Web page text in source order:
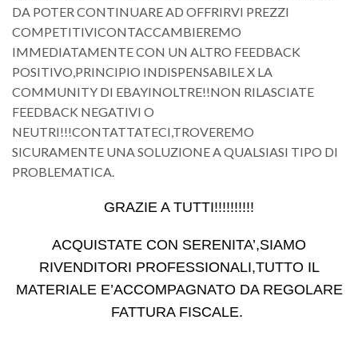
DA POTER CONTINUARE AD OFFRIRVI PREZZI
COMPETITIVICONTACCAMBIEREMO
IMMEDIATAMENTE CON UN ALTRO FEEDBACK
POSITIVO,PRINCIPIO INDISPENSABILE X LA
COMMUNITY DI EBAYINOLTRE!!NON RILASCIATE
FEEDBACK NEGATIVI O
NEUTRI!!!CONTATTATECI,TROVEREMO
SICURAMENTE UNA SOLUZIONE A QUALSIASI TIPO DI
PROBLEMATICA.
GRAZIE A TUTTI!!!!!!!!!!
ACQUISTATE CON SERENITA’,SIAMO
RIVENDITORI PROFESSIONALI,TUTTO IL
MATERIALE E’ACCOMPAGNATO DA REGOLARE
FATTURA FISCALE.